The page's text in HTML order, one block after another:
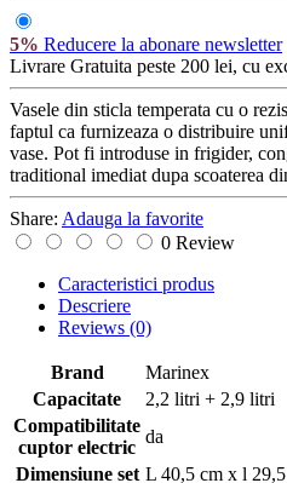
5% Reducere la abonare newsletter
Livrare Gratuita peste 200 lei, cu
Vasele din sticla temperata cu o
faptul ca furnizeaza o distribuire
vase. Pot fi introduse in frigider,
traditional imediat dupa scoaterea
Share: Adauga la favorite
0 Review
Caracteristici produs
Descriere
Reviews (0)
Brand
Marinex
Capacitate
2,2 litri + 2,9 litri
Compatibilitate
cuptor electric
da
Dimensiune set L 40,5 cm x l